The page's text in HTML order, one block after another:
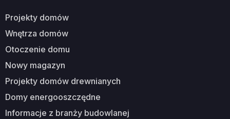
Projekty domów
Wnętrza domów
Otoczenie domu
Nowy magazyn
Projekty domów drewnianych
Domy energooszczędne
Informacje z branży budowlanej